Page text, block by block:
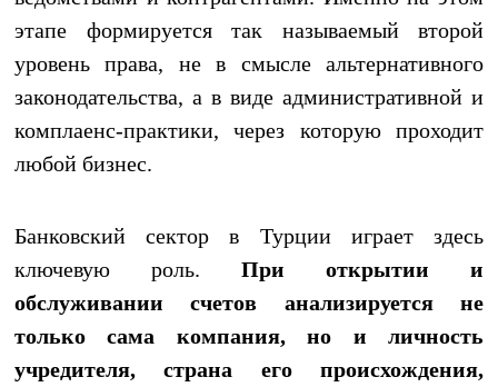
этапе формируется так называемый второй
уровень права, не в смысле альтернативного
законодательства, а в виде административной и
комплаенс-практики, через которую проходит
любой бизнес.
Банковский сектор в Турции играет здесь
ключевую роль. При открытии и
обслуживании счетов анализируется не
только сама компания, но и личность
учредителя, страна его происхождения,